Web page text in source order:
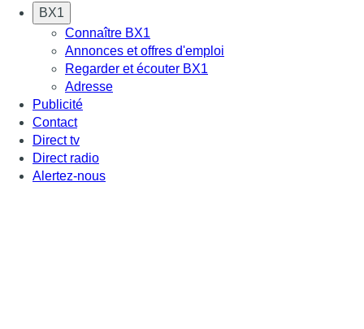
BX1
Connaître BX1
Annonces et offres d'emploi
Regarder et écouter BX1
Adresse
Publicité
Contact
Direct tv
Direct radio
Alertez-nous